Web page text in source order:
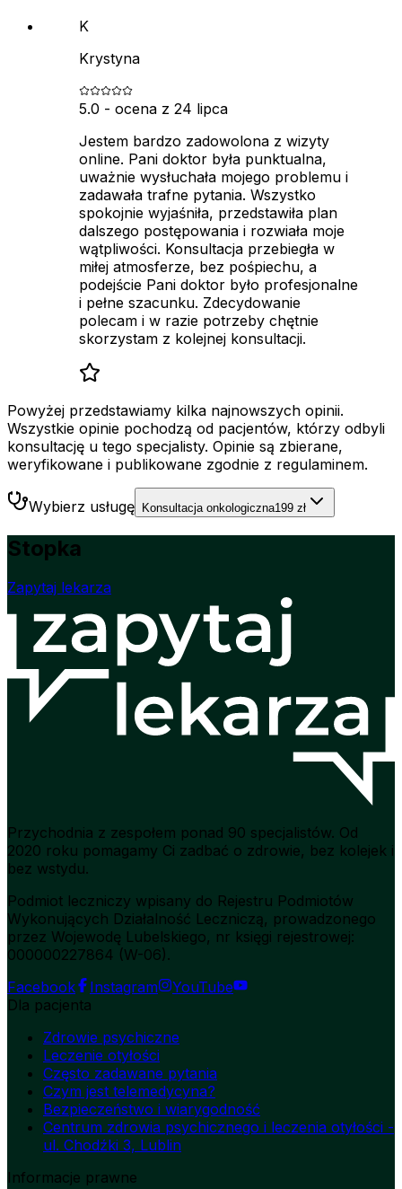
K
Krystyna
5.0 - ocena z 24 lipca
Jestem bardzo zadowolona z wizyty
online. Pani doktor była punktualna,
uważnie wysłuchała mojego problemu i
zadawała trafne pytania. Wszystko
spokojnie wyjaśniła, przedstawiła plan
dalszego postępowania i rozwiała moje
wątpliwości. Konsultacja przebiegła w
miłej atmosferze, bez pośpiechu, a
podejście Pani doktor było profesjonalne
i pełne szacunku. Zdecydowanie
polecam i w razie potrzeby chętnie
skorzystam z kolejnej konsultacji.
Powyżej przedstawiamy kilka najnowszych opinii.
Wszystkie opinie pochodzą od pacjentów, którzy odbyli
konsultację u tego specjalisty. Opinie są zbierane,
weryfikowane i publikowane zgodnie z regulaminem.
Wybierz usługę Konsultacja onkologiczna199 zł
Stopka
Zapytaj lekarza
Przychodnia z zespołem ponad 90 specjalistów. Od
2020 roku pomagamy Ci zadbać o zdrowie, bez kolejek i
bez wstydu.
Podmiot leczniczy wpisany do Rejestru Podmiotów
Wykonujących Działalność Leczniczą, prowadzonego
przez Wojewodę Lubelskiego, nr księgi rejestrowej:
000000227864 (W-06).
Facebook
Instagram
YouTube
Dla pacjenta
Zdrowie psychiczne
Leczenie otyłości
Często zadawane pytania
Czym jest telemedycyna?
Bezpieczeństwo i wiarygodność
Centrum zdrowia psychicznego i leczenia otyłości -
ul. Chodźki 3, Lublin
Informacje prawne